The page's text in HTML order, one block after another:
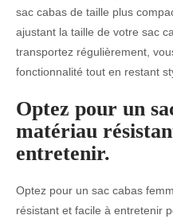
sac cabas de taille plus
ajustant la taille de votre sac
transportez régulièrement,
fonctionnalité tout en restant
Optez pour un
matériau
entretenir.
Optez pour un sac cabas
résistant et facile à entretenir